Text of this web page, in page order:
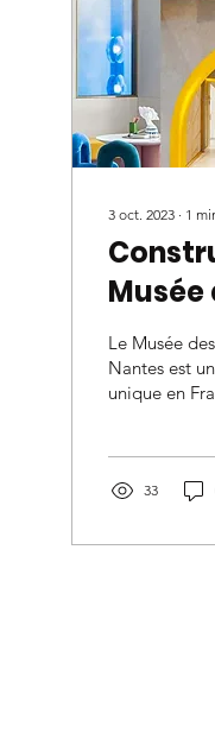
3 oct. 2023 ∙ 1
Musée
!
Le Musée
Nantes est
unique en
33